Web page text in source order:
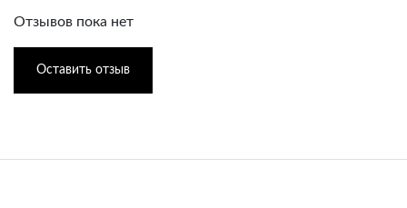
Отзывов пока нет
Оставить отзыв